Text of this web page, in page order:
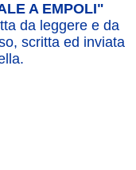
A EMPOLI"
da leggere e da
scritta ed inviata